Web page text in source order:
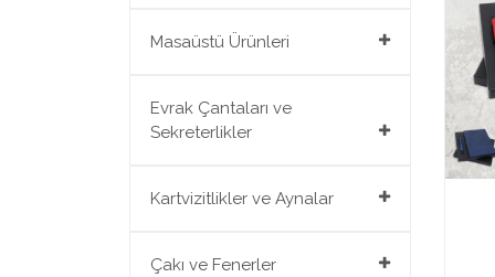
Saatler
Masaüstü Ürünleri
Masaüstü Ürünleri
Evrak Çantaları ve
Sekreterlikler
Evrak Çantaları ve
Kartvizitlikler ve Aynalar
Kartvizitlikler ve Aynalar
Çakı ve Fenerler